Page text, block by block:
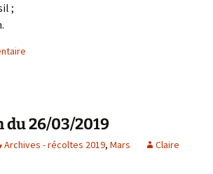
;
26/03/2019
Archives - récoltes 2019, Mars
Claire